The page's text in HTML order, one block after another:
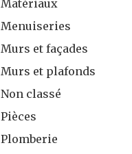
Matériaux
Menuiseries
Murs et façades
Murs et plafonds
Non classé
Pièces
Plomberie